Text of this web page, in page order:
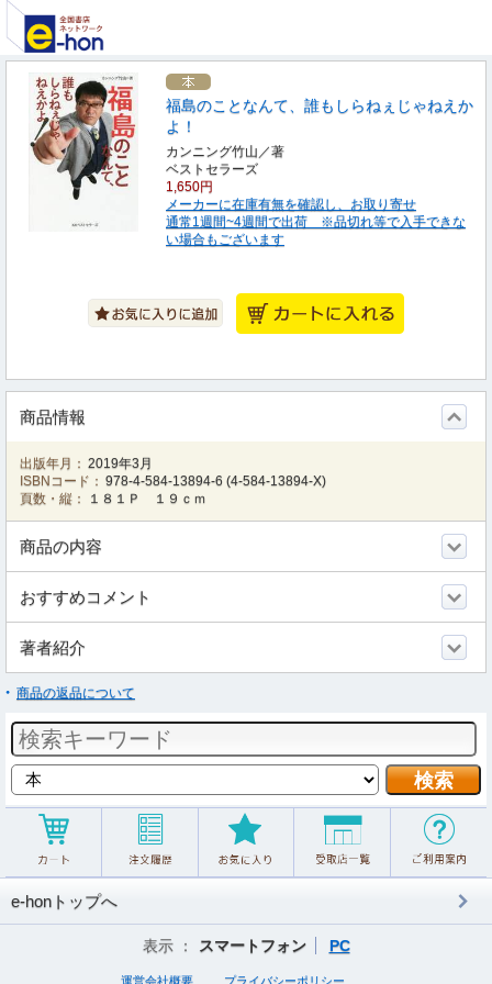
福島のことなんて、誰もしらねぇじゃねえか
よ！
カンニング竹山／著
ベストセラーズ
1,650円
メーカーに在庫有無を確認し、お取り寄せ
通常1週間~4週間で出荷 ※品切れ等で入手できな
い場合もございます
商品情報
出版年月： 2019年3月
ISBNコード： 978-4-584-13894-6 (4-584-13894-X)
頁数・縦：
１８１Ｐ １９ｃｍ
商品の内容
おすすめコメント
著者紹介
商品の返品について
e-honトップへ
表示 ： スマートフォン PC
運営会社概要 プライバシーポリシー